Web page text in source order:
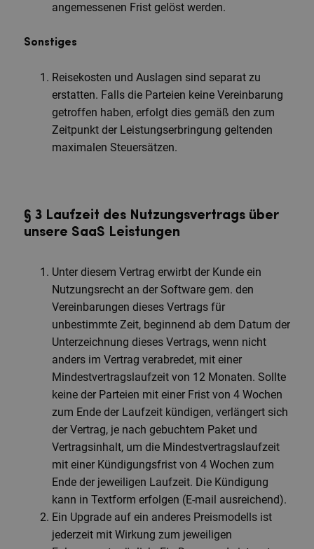
angemessenen Frist gelöst werden.
Sonstiges
Reisekosten und Auslagen sind separat zu
erstatten. Falls die Parteien keine Vereinbarung
getroffen haben, erfolgt dies gemäß den zum
Zeitpunkt der Leistungserbringung geltenden
maximalen Steuersätzen.
§ 3 Laufzeit des Nutzungsvertrags über
unsere SaaS Leistungen
Unter diesem Vertrag erwirbt der Kunde ein
Nutzungsrecht an der Software gem. den
Vereinbarungen dieses Vertrags für
unbestimmte Zeit, beginnend ab dem Datum der
Unterzeichnung dieses Vertrags, wenn nicht
anders im Vertrag verabredet, mit einer
Mindestvertragslaufzeit von 12 Monaten. Sollte
keine der Parteien mit einer Frist von 4 Wochen
zum Ende der Laufzeit kündigen, verlängert sich
der Vertrag, je nach gebuchtem Paket und
Vertragsinhalt, um die Mindestvertragslaufzeit
mit einer Kündigungsfrist von 4 Wochen zum
Ende der jeweiligen Laufzeit. Die Kündigung
kann in Textform erfolgen (E-mail ausreichend).
Ein Upgrade auf ein anderes Preismodells ist
jederzeit mit Wirkung zum jeweiligen